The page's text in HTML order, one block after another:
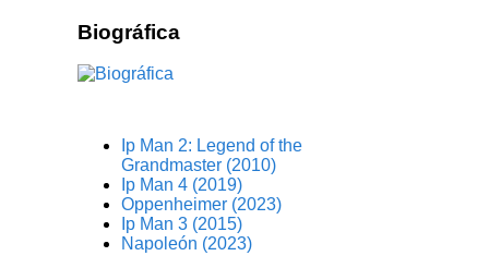
Biográfica
Ip Man 2: Legend of the
Grandmaster (2010)
Ip Man 4 (2019)
Oppenheimer (2023)
Ip Man 3 (2015)
Napoleón (2023)